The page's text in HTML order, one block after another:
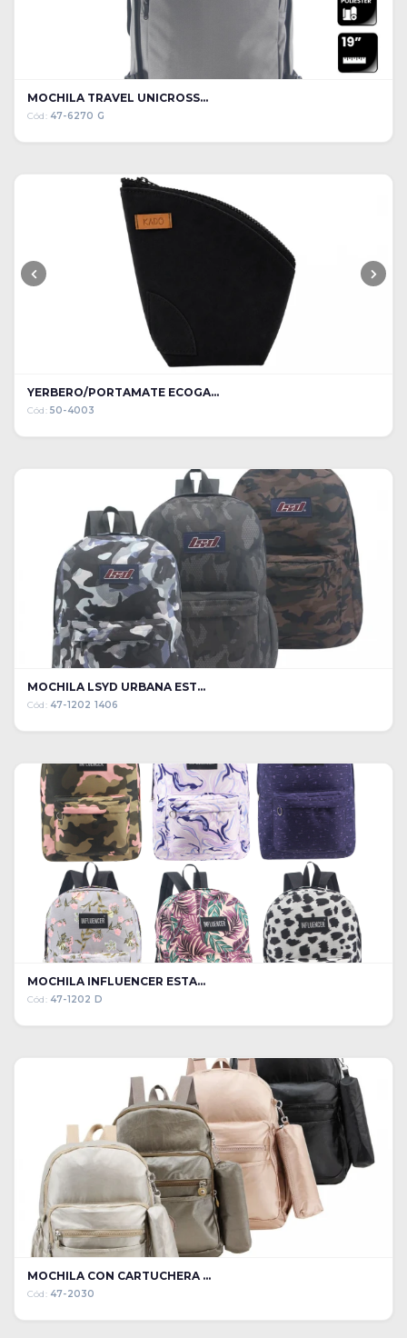
MOCHILA TRAVEL UNICROSS...
Cód: 47-6270 G
YERBERO/PORTAMATE ECOGA...
Cód: 50-4003
MOCHILA LSYD URBANA EST...
Cód: 47-1202 1406
MOCHILA INFLUENCER ESTA...
Cód: 47-1202 D
MOCHILA CON CARTUCHERA ...
Cód: 47-2030